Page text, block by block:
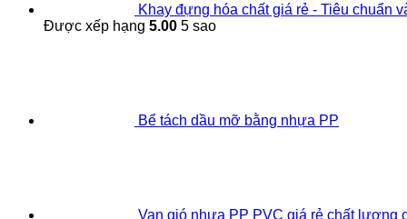
Khay đựng hóa chất giá rẻ - Tiêu chuẩn
Được xếp hạng 5.00 5 sao
Bể tách dầu mỡ bằng nhựa PP
Van gió nhựa PP PVC giá rẻ chất lượng